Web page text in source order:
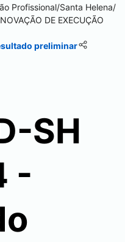
Profissional/Santa Helena/
DE EXECUÇÃO
preliminar
SH
-